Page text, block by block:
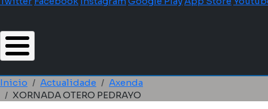
Miga de pan
Inicio Actualidade
Axenda
XORNADA OTERO PEDRAYO